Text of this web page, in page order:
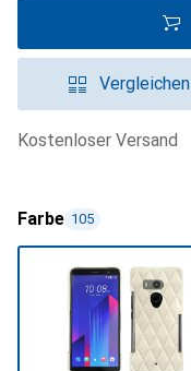
Vergleichen
kostenloser Versand
Farbe 105